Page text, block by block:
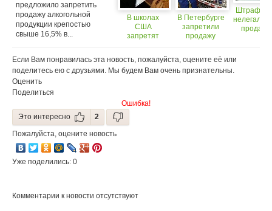
предложило запретить
продажу алкогольной
продукции крепостью
свыше 16,5% в...
В школах
США
запретят
В Петербурге
запретили
продажу
Штрафы
продажу
увеличить
Если Вам понравилась эта новость, пожалуйста, оцените её или
поделитесь ею с друзьями. Мы будем Вам очень признательны.
Оценить
Поделиться
Ошибка!
Это интересно
2
Пожалуйста, оцените новость
Уже поделились: 0
Комментарии к новости отсутствуют